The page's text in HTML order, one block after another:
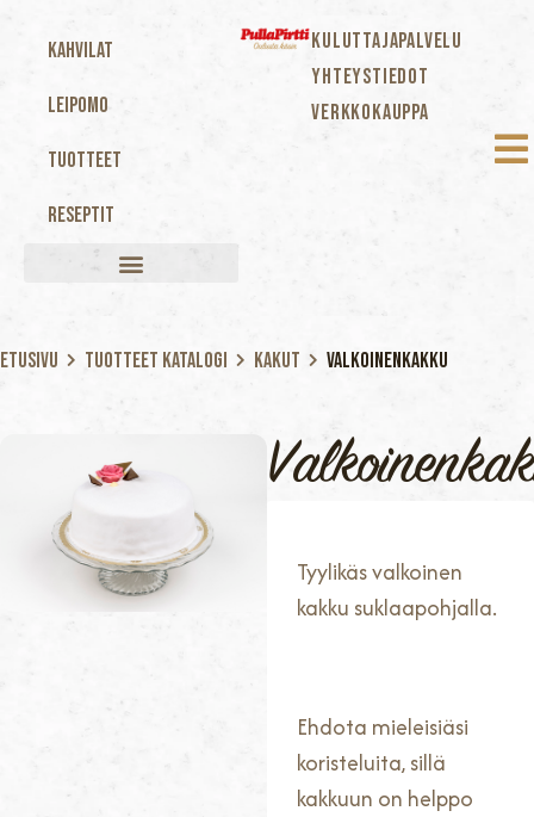
Kahvilat
Leipomo
Tuotteet
Reseptit
KULUTTAJAPALVELU
YHTEYSTIEDOT
VERKKOKAUPPA
Etusivu Tuotteet katalogi Kakut Valkoinenkakku
Tyylikäs valkoinen
kakku suklaapohjalla.
Ehdota mieleisiäsi
koristeluita, sillä
kakkuun on helppo